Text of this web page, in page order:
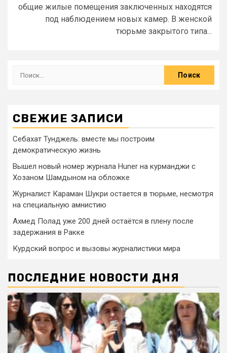
общие жилые помещения заключенных находятся
под наблюдением новых камер. В женской
тюрьме закрытого типа...
СВЕЖИЕ ЗАПИСИ
Себахат Тунджель: вместе мы построим
демократическую жизнь
Вышел новый номер журнала Huner на курманджи с
Хозаном Шамдыном на обложке
Журналист Караман Шукри остается в тюрьме, несмотря
на специальную амнистию
Ахмед Полад уже 200 дней остаётся в плену после
задержания в Ракке
Курдский вопрос и вызовы журналистики мира
ПОСЛЕДНИЕ НОВОСТИ ДНЯ